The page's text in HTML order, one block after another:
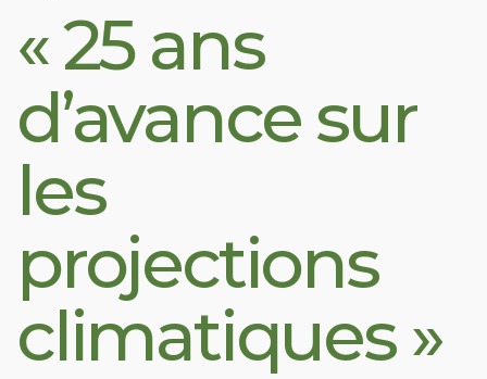
« 25 ans
d’avance sur
les
projections
climatiques »